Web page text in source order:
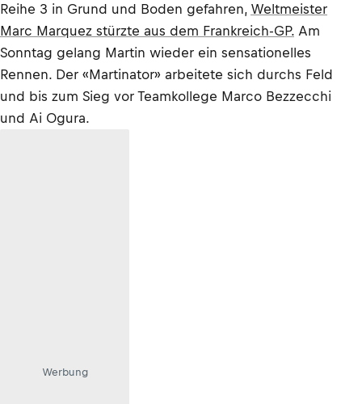
Reihe 3 in Grund und Boden gefahren, Weltmeister
Marc Marquez stürzte aus dem Frankreich-GP. Am
Sonntag gelang Martin wieder ein sensationelles
Rennen. Der «Martinator» arbeitete sich durchs Feld
und bis zum Sieg vor Teamkollege Marco Bezzecchi
und Ai Ogura.
Werbung